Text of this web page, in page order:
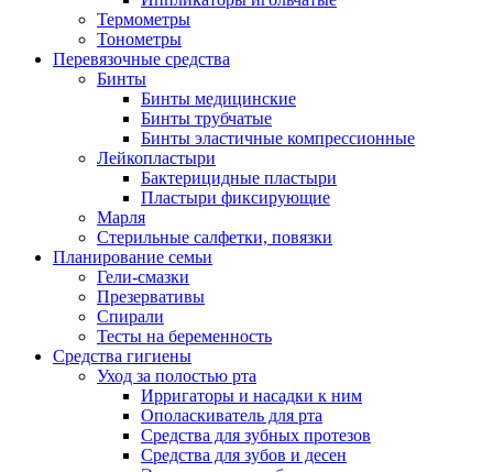
Термометры
Тонометры
Перевязочные средства
Бинты
Бинты медицинские
Бинты трубчатые
Бинты эластичные компрессионные
Лейкопластыри
Бактерицидные пластыри
Пластыри фиксирующие
Марля
Стерильные салфетки, повязки
Планирование семьи
Гели-смазки
Презервативы
Спирали
Тесты на беременность
Средства гигиены
Уход за полостью рта
Ирригаторы и насадки к ним
Ополаскиватель для рта
Средства для зубных протезов
Средства для зубов и десен